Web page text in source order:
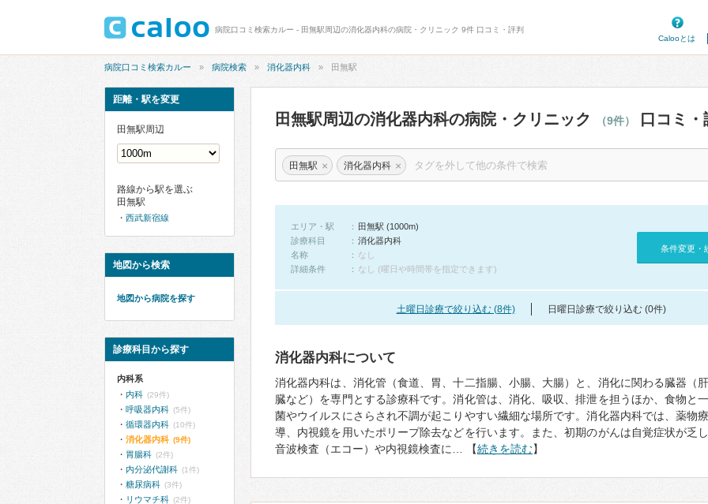
病院口コミ検索カルー - 田無駅周辺の消化器内科の病院・クリニック 9件 口コミ・評判
Calooとは
病院口コミ検索カルー 病院検索 消化器内科 田無駅
田無駅周辺の消化器内科の病院・クリニック （9件） 口コミ・
田無駅 × 消化器内科 ×
エリア・駅
田無駅 (1000m)
診療科目
消化器内科
名称
なし
詳細条件
なし (曜日や時間帯を指定できます)
条件変更・
土曜日診療で絞り込む (8件) 日曜日診療で絞り込む (0件)
消化器内科について
消化器内科は、消化管（食道、胃、十二指腸、小腸、大腸）と、消化に関わる臓器（
臓など）を専門とする診療科です。消化管は、消化、吸収、排泄を担うほか、食物と
菌やウイルスにさらされ不調が起こりやすい繊細な場所です。消化器内科では、薬物
導、内視鏡を用いたポリープ除去などを行います。また、初期のがんは自覚症状が乏
音波検査（エコー）や内視鏡検査に… 【続きを読む】
距離・駅を変更
田無駅周辺
路線から駅を選ぶ
田無駅
西武新宿線
地図から検索
地図から病院を探す
診療科目から探す
内科系
内科 (29件)
呼吸器内科 (5件)
循環器内科 (10件)
消化器内科 (9件)
胃腸科 (2件)
内分泌代謝科 (1件)
糖尿病科 (3件)
リウマチ科 (2件)